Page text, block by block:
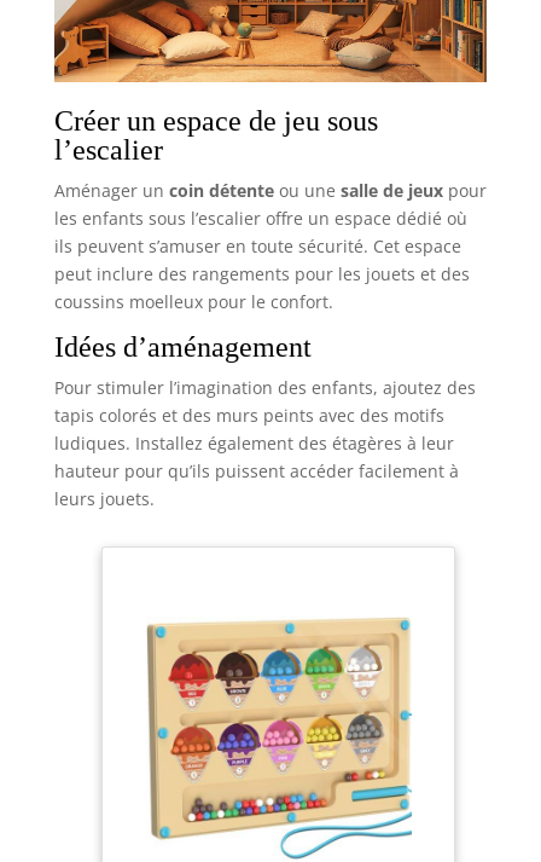
Créer un espace de jeu sous
l’escalier
Aménager un coin détenteou une salle de jeuxpour
les enfants sous l’escalier offre un espace dédié où
ils peuvent s’amuser en toute sécurité. Cet espace
peut inclure des rangements pour les jouets et des
coussins moelleux pour le confort.
Idées d’aménagement
Pour stimuler l’imagination des enfants, ajoutez des
tapis colorés et des murs peints avec des motifs
ludiques. Installez également des étagères à leur
hauteur pour qu’ils puissent accéder facilement à
leurs jouets.